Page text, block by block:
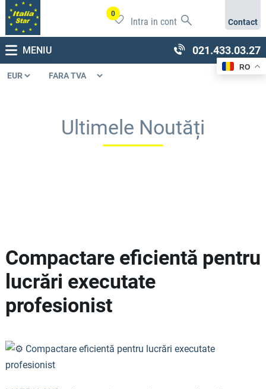
0
Intra in cont Contact
MENIU 021.433.03.27
Ultimele Noutăți
Compactare eficientă pentru
lucrări executate
profesionist
Compactare eficientă pentru lucrări executate
profesionist
RO